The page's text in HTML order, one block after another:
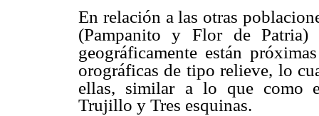
En relación a las otras
(Pampanito y Flor
de Patria)
geográficamente están
orográficas de tipo relieve, lo
ellas, similar a lo que como
Trujillo y Tres esquinas.